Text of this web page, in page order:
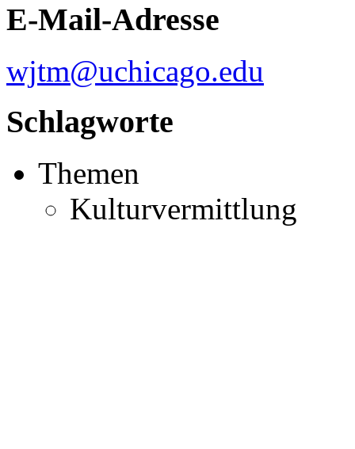
E-Mail-Adresse
wjtm@uchicago.edu
Schlagworte
Themen
Kulturvermittlung